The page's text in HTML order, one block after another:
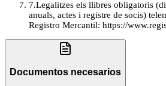
7.Legalitzes els llibres obligatoris
anuals, actes i registre de socis)
Registro Mercantil: https://
Documentos necesarios